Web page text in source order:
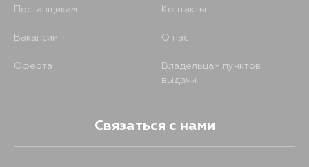
Поставщикам Контакты
Вакансии О нас
Оферта
Владельцам пунктов
выдачи
Связаться с нами